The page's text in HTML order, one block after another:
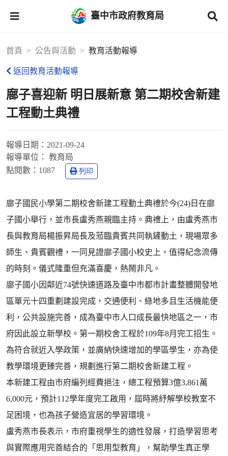
臺中市政府教育局
首頁 公告與活動 教育活動報導
返回教育活動報導
廍子喜迎新 明日展新意 第二期校舍新建
工程動土典禮
報導日期： 2021-09-24
報導單位：
教育局
點閱數： 1087 列印
廍子國民小學第二期校舍新建工程動土典禮於今(24)日在廍
子國小舉行，並市長盧秀燕親臨主持。典禮上，由盧秀燕市
長與教育局楊振昇局長及蒞臨貴賓共同執鏟動土，現場眾多
師生、貴賓觀禮，一同見證廍子國小校史上，值得紀念流傳
的時刻。儀式隆重但充滿喜慶，熱鬧非凡。
廍子國小因鄰近74號快速道路及臺中市都市計畫整體開發地
區單元十四重劃建設完成，交通便利、綠地多且生活機能便
利，公共設施完善，成為臺中市人口成長最快地區之一，市
府因此設立新學校。第一期校舍工程於109年8月完工招生。
為符合就近入學政策，並廣納快速增加的學區學生，亦為使
教學環境更臻完善，規劃進行第二期校舍新建工程。
本新建工程由市府編列經費挹注，總工程預算3億3,861萬
6,000元，預計112學年度完工啟用，屆時將紓解學校教室不
足困境，也為孩子營造宜居的學習環境。
盧秀燕市長表示，市府重視學生的適性發展，打造學習思考
與實際應用完善結合的「思用型教育」，幫助學生真正學